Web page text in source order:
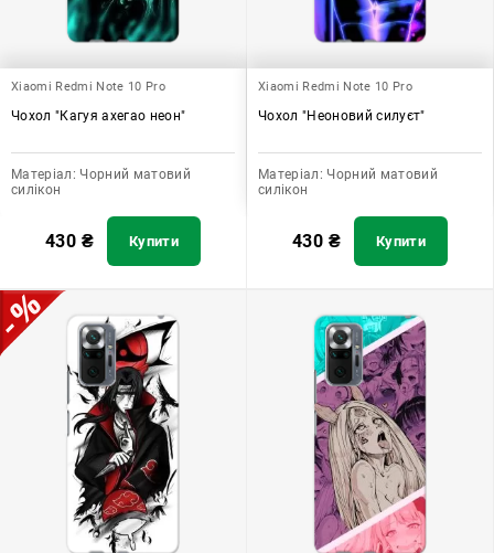
Xiaomi Redmi Note 10 Pro
Чохол "Кагуя ахегао неон"
Матеріал: Чорний матовий
силікон
430 ₴ Купити
Xiaomi Redmi Note 10 Pro
Чохол "Неоновий силуєт"
Матеріал: Чорний матовий
силікон
430 ₴ Купити